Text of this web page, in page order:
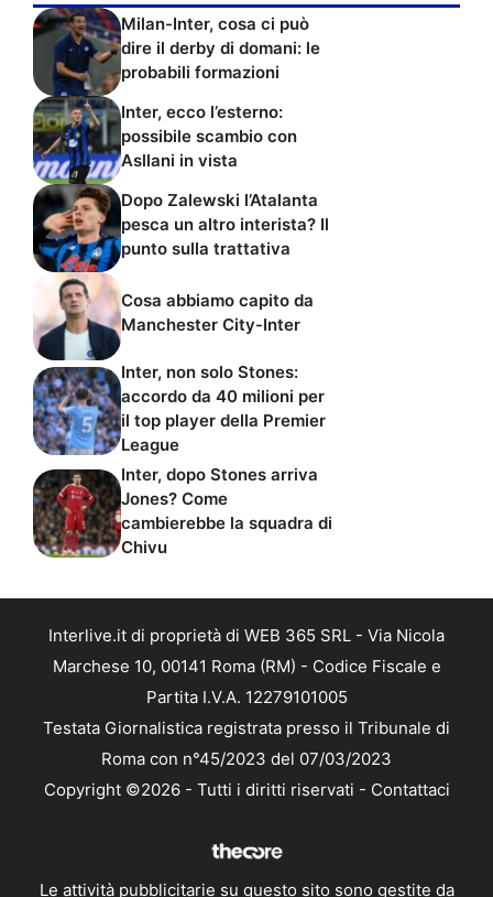
Milan-Inter, cosa ci può
dire il derby di domani: le
probabili formazioni
Inter, ecco l’esterno:
possibile scambio con
Asllani in vista
Dopo Zalewski l’Atalanta
pesca un altro interista? Il
punto sulla trattativa
Cosa abbiamo capito da
Manchester City-Inter
Inter, non solo Stones:
accordo da 40 milioni per
il top player della Premier
League
Inter, dopo Stones arriva
Jones? Come
cambierebbe la squadra di
Chivu
Interlive.it di proprietà di WEB 365 SRL - Via Nicola
Marchese 10, 00141 Roma (RM) - Codice Fiscale e
Partita I.V.A. 12279101005
Testata Giornalistica registrata presso il Tribunale di
Roma con n°45/2023 del 07/03/2023
Copyright ©2026 - Tutti i diritti riservati - Contattaci
Le attività pubblicitarie su questo sito sono gestite da